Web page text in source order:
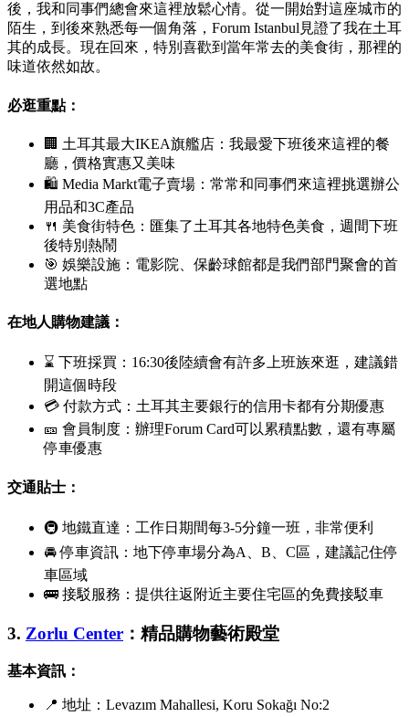
後，我和同事們總會來這裡放鬆心情。從一開始對這座城市的
陌生，到後來熟悉每一個角落，Forum Istanbul見證了我在土耳
其的成長。現在回來，特別喜歡到當年常去的美食街，那裡的
味道依然如故。
必逛重點：
🏢 土耳其最大IKEA旗艦店：我最愛下班後來這裡的餐
廳，價格實惠又美味
🛍 Media Markt電子賣場：常常和同事們來這裡挑選辦公
用品和3C產品
🍴 美食街特色：匯集了土耳其各地特色美食，週間下班
後特別熱鬧
🎯 娛樂設施：電影院、保齡球館都是我們部門聚會的首
選地點
在地人購物建議：
⌛ 下班採買：16:30後陸續會有許多上班族來逛，建議錯
開這個時段
💳 付款方式：土耳其主要銀行的信用卡都有分期優惠
🎫 會員制度：辦理Forum Card可以累積點數，還有專屬
停車優惠
交通貼士：
🚇 地鐵直達：工作日期間每3-5分鐘一班，非常便利
🚘 停車資訊：地下停車場分為A、B、C區，建議記住停
車區域
🚌 接駁服務：提供往返附近主要住宅區的免費接駁車
3. Zorlu Center ：精品購物藝術殿堂
基本資訊：
📍 地址： Levazım Mahallesi, Koru Sokağı No:2